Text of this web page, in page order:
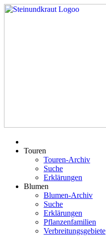
Touren
Touren-Archiv
Suche
Erklärungen
Blumen
Blumen-Archiv
Suche
Erklärungen
Pflanzenfamilien
Verbreitungsgebiete